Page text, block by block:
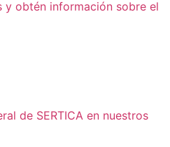
y obtén información sobre el
de SERTICA en nuestros